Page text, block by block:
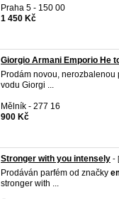
Praha 5 - 150 00
1 450 Kč
Giorgio Armani Emporio He
Prodám novou, nerozbalenou
vodu Giorgi ...
Mělník - 277 16
900 Kč
Stronger with you intensely -
Prodáván parfém od značky
stronger with ...